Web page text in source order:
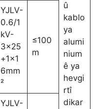
û
kablo
ya
alumi
nium
ê ya
hevgi
rtî
dikar
YJLV-
0.6/1
kV-
3×25
+1×1
6mm
²
≤100
m
YJLV-